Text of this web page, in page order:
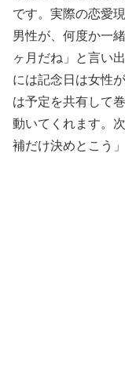
です。実際の恋愛
男性が、何度か一
ヶ月だね」と言い
には記念日は女性
は予定を共有して
動いてくれます。
補だけ決めとこう